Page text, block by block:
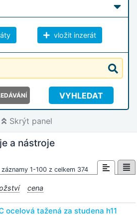
vložit inzerát
VYHLEDAT
Skrýt panel
a nástroje
záznamy 1-100 z celkem 374
cena
ocelová tažená za studena h11